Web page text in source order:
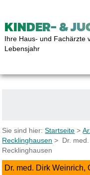
KINDER- &
Ihre Haus- und Fachärzte
Lebensjahr
Sie sind hier:Startseite >
Recklinghausen > Dr. med.
Recklinghausen
Dr. med. Dirk